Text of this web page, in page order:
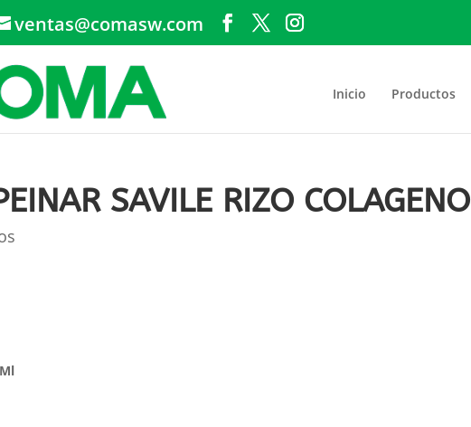
ventas@comasw.com
Inicio Productos
SAVILE RIZO COLAGENO